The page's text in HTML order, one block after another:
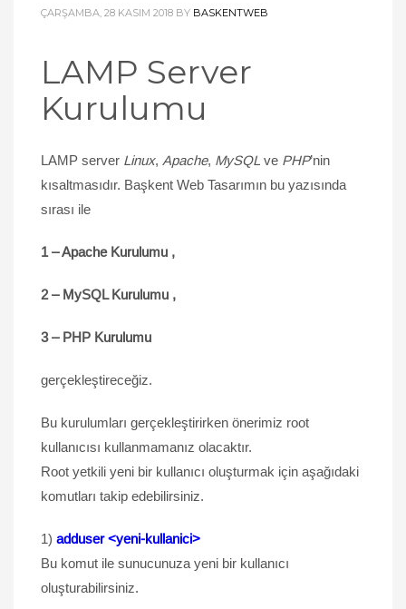
ÇARŞAMBA, 28 KASIM 2018 BY BASKENTWEB
LAMP Server
Kurulumu
LAMP server Linux, Apache, MySQL ve PHP’nin
kısaltmasıdır. Başkent Web Tasarımın bu yazısında
sırası ile
1 – Apache Kurulumu ,
2 – MySQL Kurulumu ,
3 – PHP Kurulumu
gerçekleştireceğiz.
Bu kurulumları gerçekleştirirken önerimiz root
kullanıcısı kullanmamanız olacaktır.
Root yetkili yeni bir kullanıcı oluşturmak için aşağıdaki
komutları takip edebilirsiniz.
1) adduser <yeni-kullanici>
Bu komut ile sunucunuza yeni bir kullanıcı
oluşturabilirsiniz.